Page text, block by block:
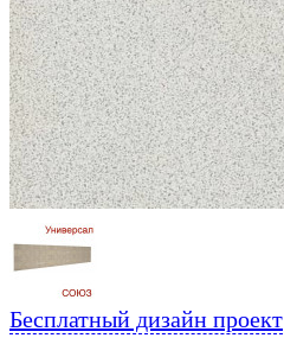
Бесплатный дизайн проект